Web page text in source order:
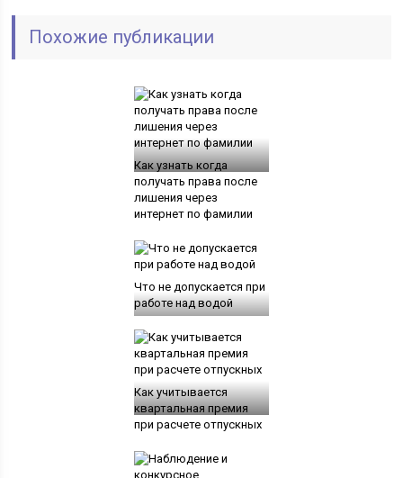
Похожие публикации
Как узнать когда
получать права после
лишения через
интернет по фамилии
Что не допускается при
работе над водой
Как учитывается
квартальная премия
при расчете отпускных